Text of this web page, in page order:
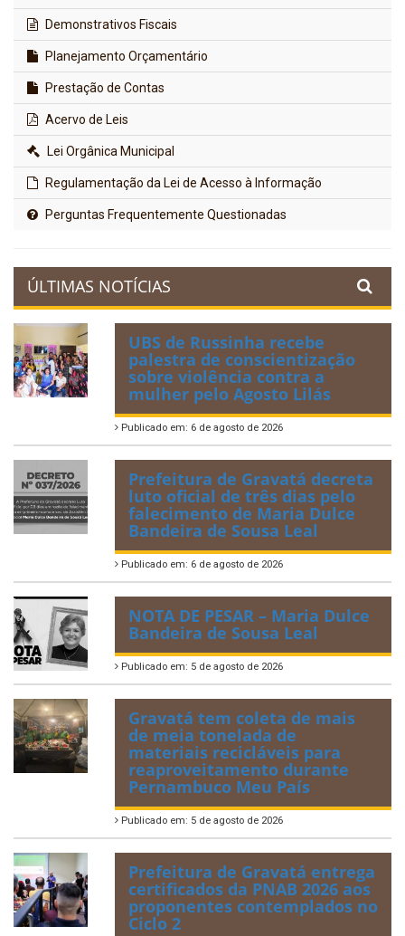
Demonstrativos Fiscais
Planejamento Orçamentário
Prestação de Contas
Acervo de Leis
Lei Orgânica Municipal
Regulamentação da Lei de Acesso à Informação
Perguntas Frequentemente Questionadas
ÚLTIMAS NOTÍCIAS
UBS de Russinha recebe
palestra de conscientização
sobre violência contra a
mulher pelo Agosto Lilás
Publicado em: 6 de agosto de 2026
Prefeitura de Gravatá decreta
luto oficial de três dias pelo
falecimento de Maria Dulce
Bandeira de Sousa Leal
Publicado em: 6 de agosto de 2026
NOTA DE PESAR – Maria Dulce
Bandeira de Sousa Leal
Publicado em: 5 de agosto de 2026
Gravatá tem coleta de mais
de meia tonelada de
materiais recicláveis para
reaproveitamento durante
Pernambuco Meu País
Publicado em: 5 de agosto de 2026
Prefeitura de Gravatá entrega
certificados da PNAB 2026 aos
proponentes contemplados no
Ciclo 2